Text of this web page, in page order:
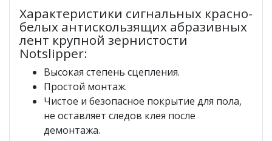
Характеристики сигнальных красно-
белых антискользящих абразивных
лент крупной зернистости
Notslipper:
Высокая степень сцепления.
Простой монтаж.
Чистое и безопасное покрытие для пола,
не оставляет следов клея после
демонтажа.